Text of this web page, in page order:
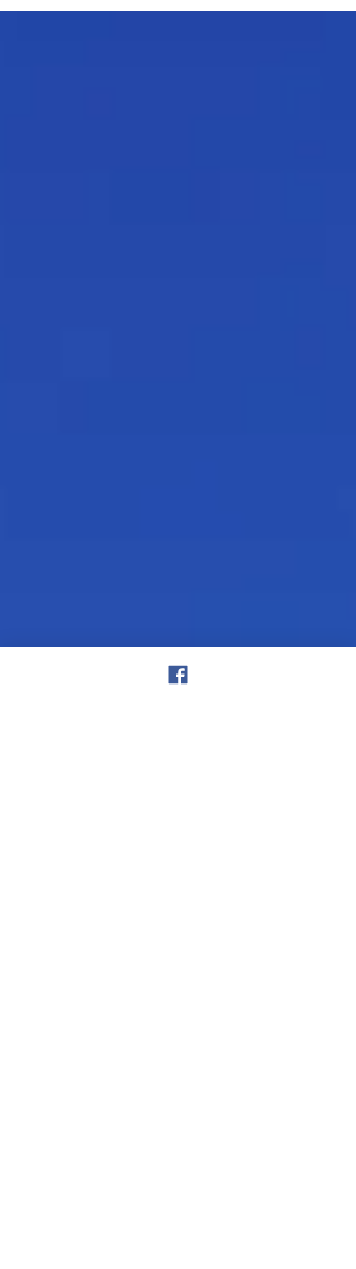
strolling down the street of our